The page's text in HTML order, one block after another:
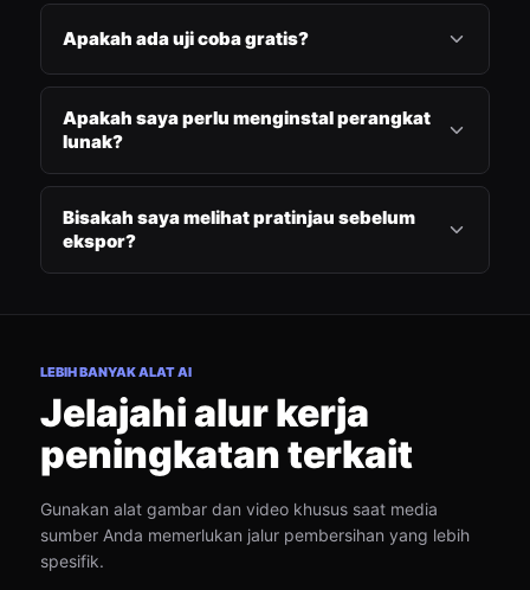
Apakah ada uji coba gratis?
Apakah saya perlu menginstal perangkat
lunak?
Bisakah saya melihat pratinjau sebelum
ekspor?
LEBIH BANYAK ALAT AI
Jelajahi alur kerja
peningkatan terkait
Gunakan alat gambar dan video khusus saat media
sumber Anda memerlukan jalur pembersihan yang lebih
spesifik.